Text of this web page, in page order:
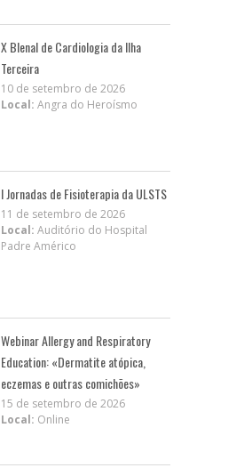
X BIenal de Cardiologia da Ilha
Terceira
10 de setembro de 2026
Local: Angra do Heroísmo
I Jornadas de Fisioterapia da ULSTS
11 de setembro de 2026
Local: Auditório do Hospital
Padre Américo
Webinar Allergy and Respiratory
Education: «Dermatite atópica,
eczemas e outras comichões»
15 de setembro de 2026
Local: Online